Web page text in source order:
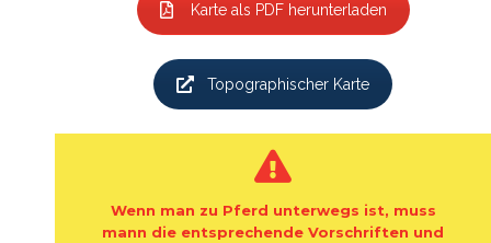
Karte als PDF herunterladen
Topographischer Karte
Wenn man zu Pferd unterwegs ist, muss
mann die entsprechende Vorschriften und